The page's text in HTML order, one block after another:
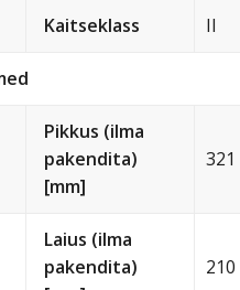
Kaitseklass II
Pikkus (ilma
pakendita)
[mm]
321
Laius (ilma
pakendita)
210